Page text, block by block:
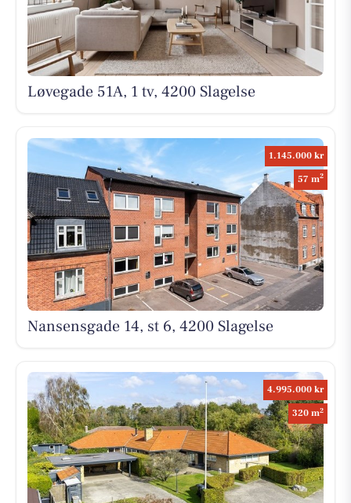
Løvegade 51A, 1 tv, 4200 Slagelse
1.145.000 kr
57 m2
Nansensgade 14, st 6, 4200 Slagelse
4.995.000 kr
320 m2